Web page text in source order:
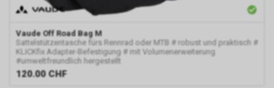
Vaude Off Road Bag M
Sattelstützentasche fürs Rennrad oder MTB # robust und praktisch #
KLICKfix Adapter-Befestigung # mit Volumenerweiterung
#umweltfreundlich hergestellt
120.00 CHF